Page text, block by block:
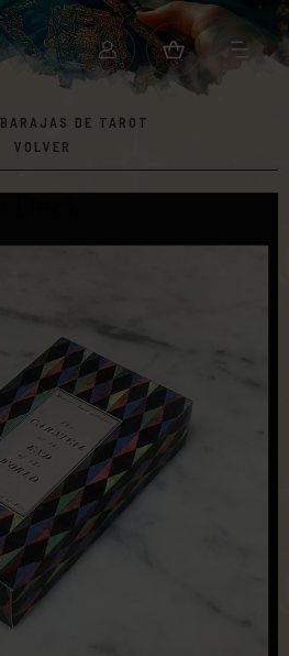
BARAJAS DE TAROT
VOLVER